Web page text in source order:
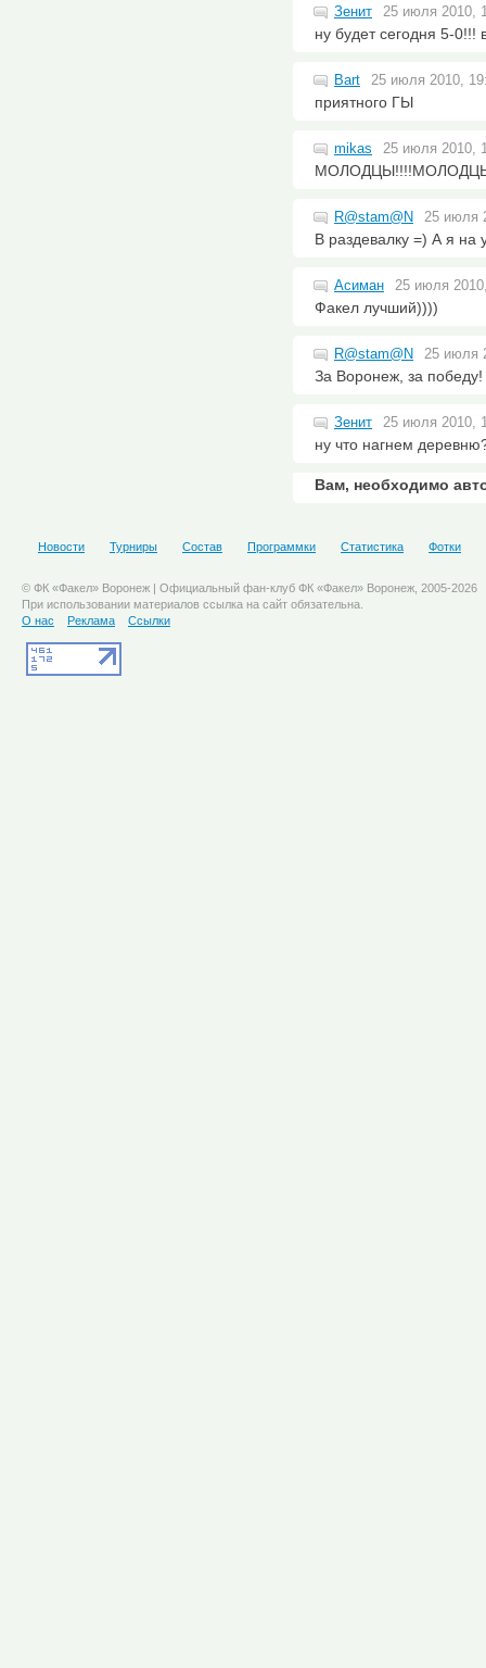
Зенит 25 июля 2010,
ну будет сегодня 5-
Bart 25 июля 2010,
приятного ГЫ
mikas 25 июля 2010,
R@stam@N 25 июля
В раздевалку =) А я на
Асиман 25 июля
Факел лучший))))
R@stam@N 25 июля
За Воронеж, за победу!
Зенит 25 июля 2010,
ну что нагнем
Вам, необходимо
Новости Турниры Состав Программки Статистика Фотки
© ФК «Факел» Воронеж | Официальный фан-клуб ФК «Факел» Воронеж, 2005-2026
При использовании материалов ссылка на сайт обязательна.
О нас
Реклама Ссылки